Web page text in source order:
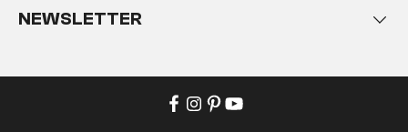
NEWSLETTER